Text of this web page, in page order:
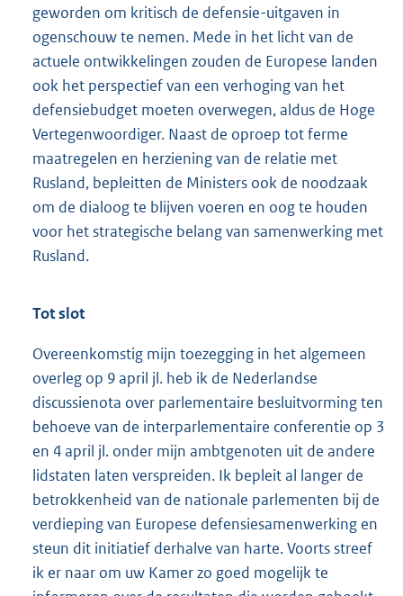
geworden om kritisch de defensie-uitgaven in
ogenschouw te nemen. Mede in het licht van de
actuele ontwikkelingen zouden de Europese landen
ook het perspectief van een verhoging van het
defensiebudget moeten overwegen, aldus de Hoge
Vertegenwoordiger. Naast de oproep tot ferme
maatregelen en herziening van de relatie met
Rusland, bepleitten de Ministers ook de noodzaak
om de dialoog te blijven voeren en oog te houden
voor het strategische belang van samenwerking met
Rusland.
Tot slot
Overeenkomstig mijn toezegging in het algemeen
overleg op 9 april jl. heb ik de Nederlandse
discussienota over parlementaire besluitvorming ten
behoeve van de interparlementaire conferentie op 3
en 4 april jl. onder mijn ambtgenoten uit de andere
lidstaten laten verspreiden. Ik bepleit al langer de
betrokkenheid van de nationale parlementen bij de
verdieping van Europese defensiesamenwerking en
steun dit initiatief derhalve van harte. Voorts streef
ik er naar om uw Kamer zo goed mogelijk te